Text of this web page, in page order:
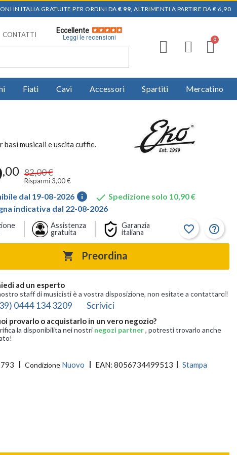
IN ITALIA GRATUITE PER ORDINI DA € 99, ALTRIMENTI A PARTIRE DA € 6,90
CONTATTI
Eccellente
Leggi le recensioni
Fiati Cavi Accessori Spartiti Mercatino
basi musicali e uscita cuffie.
,00 82,00 €
Risparmi 3,00 €
dal 19-08-2026 info  Spedizione solo 10,90 €
indicativa dal 22-08-2026
Assistenza
gratuita
Garanzia
italiana
favorite_border help_outline
 Preordina
ad un esperto
staff di musicisti è a vostra disposizione, non esitate a contattarci!
0444 134 3209 Scrivici
provarlo o acquistarlo in un vero negozio?
la disponibilita nei nostri negozi partner, potresti trovarlo anche
Condizione Nuovo EAN: 8056734499513 Stampa